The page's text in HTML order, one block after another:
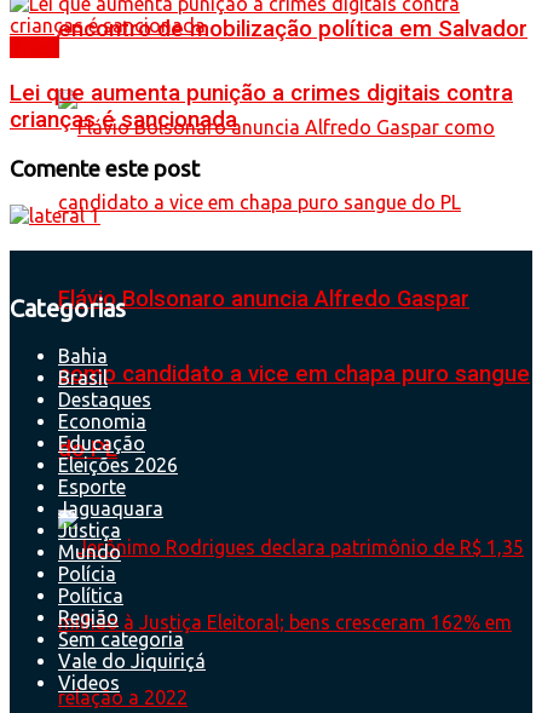
encontro de mobilização política em Salvador
Flávio Bolsonaro anuncia Alfredo Gaspar
como candidato a vice em chapa puro sangue
do PL
Lei que aumenta punição a crimes digitais contra
crianças é sancionada
Comente este post
Categorias
Bahia
Brasil
Destaques
Economia
Educação
Eleições 2026
Esporte
Jaguaquara
Justiça
Mundo
Polícia
Política
Região
Sem categoria
Vale do Jiquiriçá
Videos